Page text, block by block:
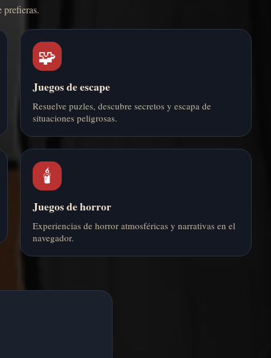
prefieras.
🧩
Juegos de escape
Resuelve puzles, descubre secretos y escapa de
situaciones peligrosas.
🕯️
Juegos de horror
Experiencias de horror atmosféricas y narrativas en el
navegador.